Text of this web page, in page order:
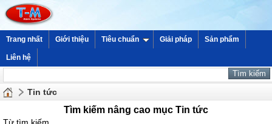
Trang nhất Giới thiệu Tiêu chuẩn Giải pháp Sản phẩm
Liên hệ
Tin tức
Tìm kiếm nâng cao mục Tin tức